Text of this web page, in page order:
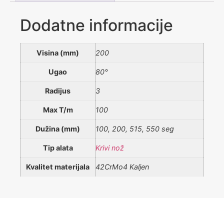
Dodatne informacije
Visina (mm) 200
Ugao 80°
Radijus 3
Max T/m 100
Dužina (mm) 100, 200, 515, 550 seg
Tip alata Krivi nož
Kvalitet materijala 42CrMo4 Kaljen